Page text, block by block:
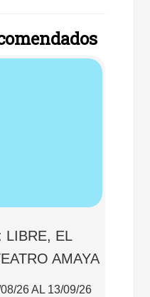
LIBRE, EL
AMAYA
26 AL 13/09/26